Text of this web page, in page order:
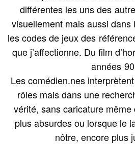
différentes les uns des
visuellement mais aussi
les codes de jeux des
que j’affectionne. Du film
années
Les comédien.nes
rôles mais dans une
vérité, sans caricature
plus absurdes ou lorsque le
nôtre, encore plus